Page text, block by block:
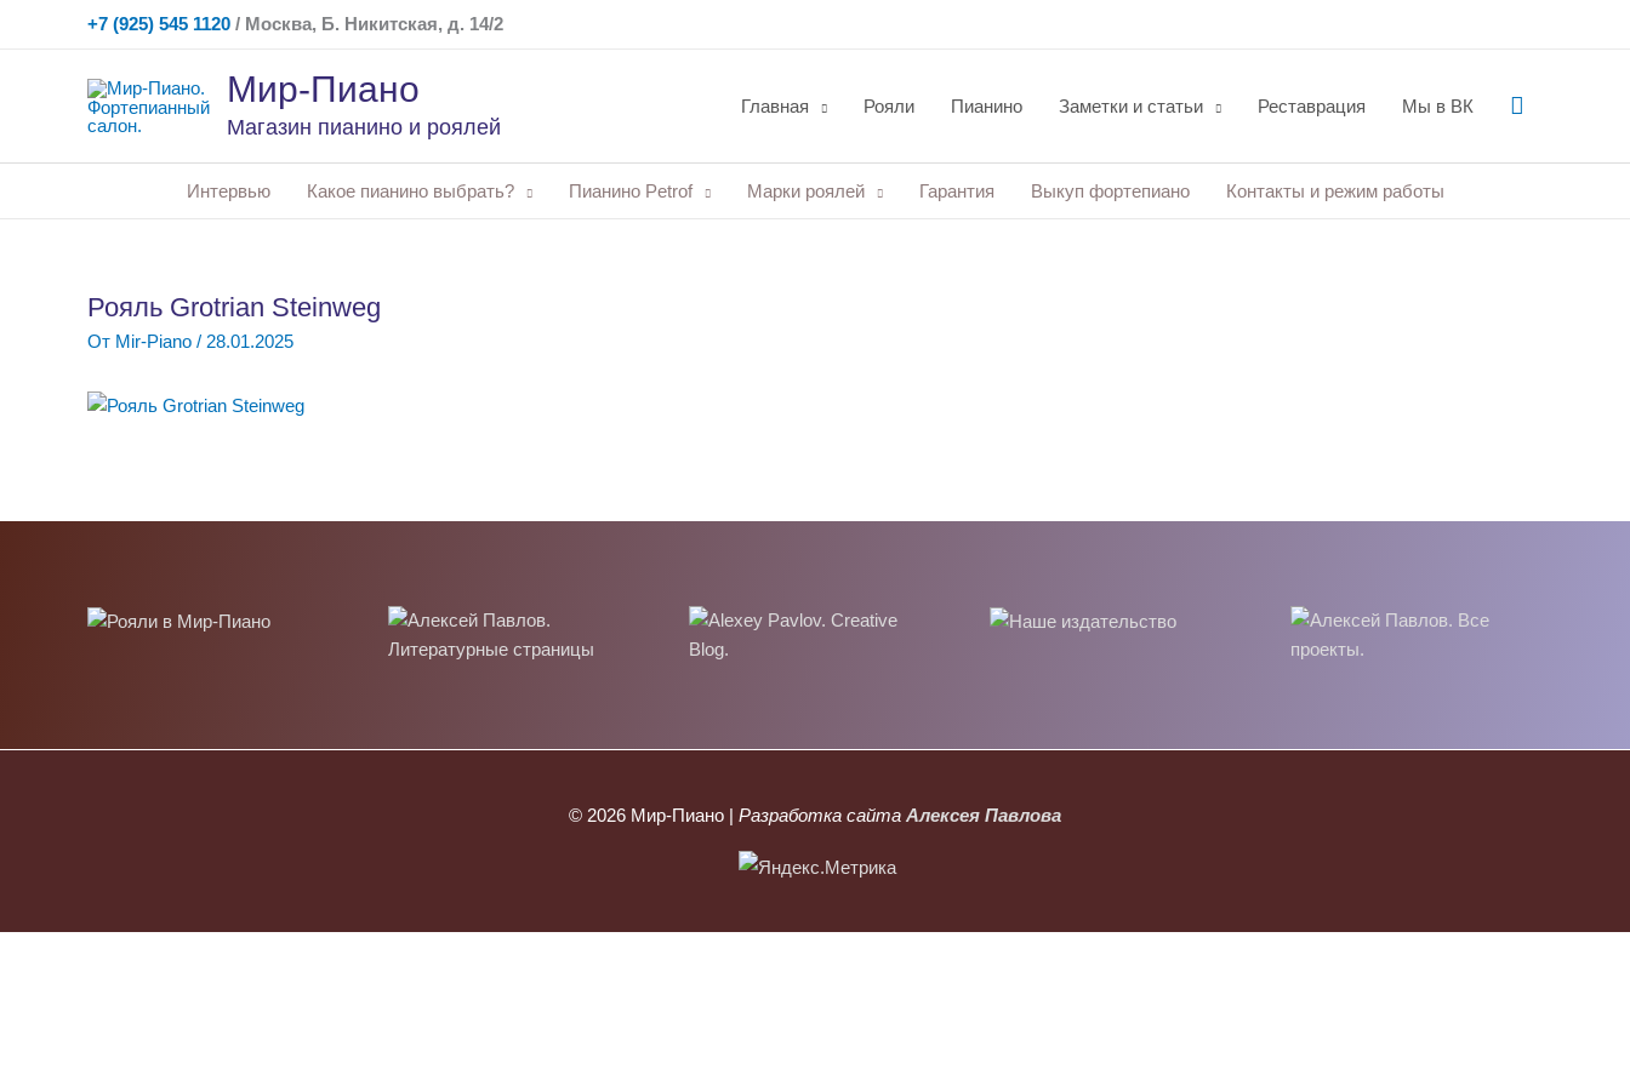
+7 (925) 545 1120 / Москва, Б. Никитская, д. 14/2
Мир-Пиано
Магазин пианино и роялей
Главная Рояли Пианино Заметки и статьи Реставрация Мы в ВК Поиск
Интервью Какое пианино выбрать? Пианино Petrof Марки роялей Гарантия Выкуп фортепиано Контакты и режим работы
Рояль Grotrian Steinweg
От Mir-Piano / 28.01.2025
© 2026 Мир-Пиано | Разработка сайта Алексея Павлова